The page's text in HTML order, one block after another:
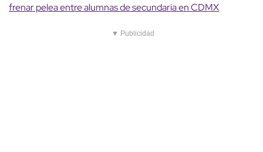
frenar pelea entre alumnas de secundaria en CDMX
▼ Publicidad